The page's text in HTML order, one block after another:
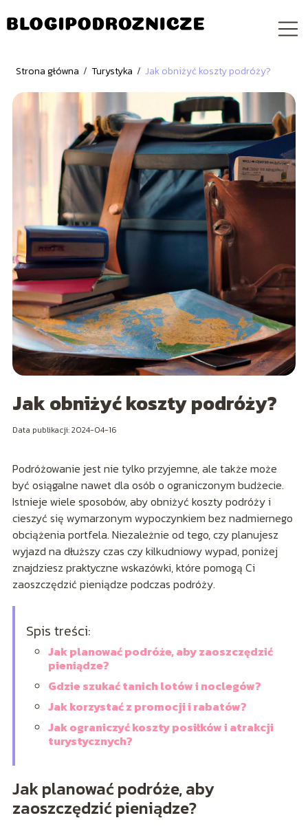
Strona główna / Turystyka / Jak obniżyć koszty podróży?
Jak obniżyć koszty podróży?
Data publikacji: 2024-04-16
Podróżowanie jest nie tylko przyjemne, ale także może
być osiągalne nawet dla osób o ograniczonym budżecie.
Istnieje wiele sposobów, aby obniżyć koszty podróży i
cieszyć się wymarzonym wypoczynkiem bez nadmiernego
obciążenia portfela. Niezależnie od tego, czy planujesz
wyjazd na dłuższy czas czy kilkudniowy wypad, poniżej
znajdziesz praktyczne wskazówki, które pomogą Ci
zaoszczędzić pieniądze podczas podróży.
Spis treści:
Jak planować podróże, aby zaoszczędzić
pieniądze?
Gdzie szukać tanich lotów i noclegów?
Jak korzystać z promocji i rabatów?
Jak ograniczyć koszty posiłków i atrakcji
turystycznych?
Jak planować podróże, aby
zaoszczędzić pieniądze?